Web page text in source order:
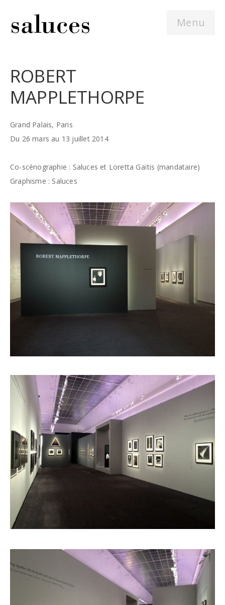
Menu
ROBERT
MAPPLETHORPE
Grand Palais, Paris
Du 26 mars au 13 juillet 2014
Co-scénographie : Saluces et Loretta Gaïtis (mandataire)
Graphisme : Saluces